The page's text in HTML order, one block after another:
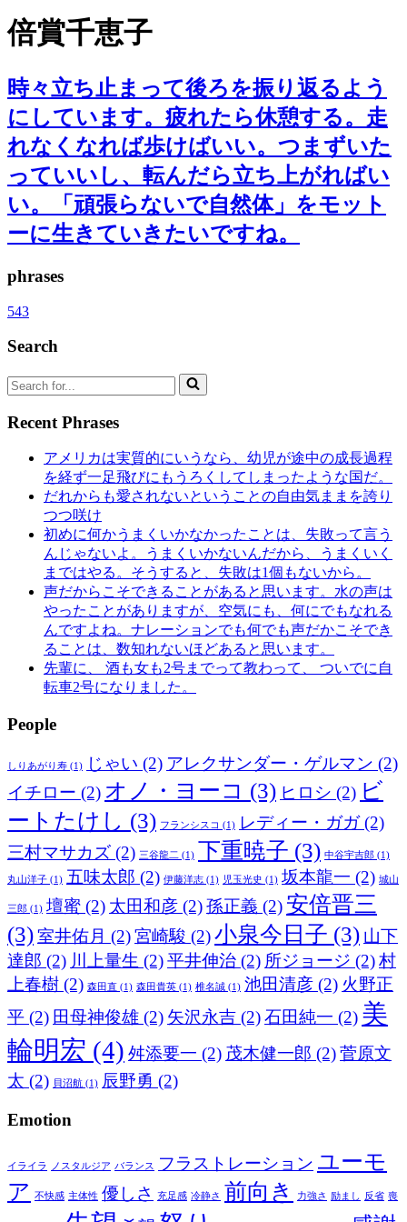
倍賞千恵子
時々立ち止まって後ろを振り返るよう
にしています。疲れたら休憩する。走
れなくなれば歩けばいい。つまずいた
っていいし、転んだら立ち上がればい
い。「頑張らないで自然体」をモット
ーに生きていきたいですね。
phrases
543
Search
Search
for...
Recent Phrases
アメリカは実質的にいうなら、幼児が途中の成長過程
を経ず一足飛びにもうろくしてしまったような国だ。
だれからも愛されないということの自由気ままを誇り
つつ咲け
初めに何かうまくいかなかったことは、失敗って言う
んじゃないよ。うまくいかないんだから、うまくいく
まではやる。そうすると、失敗は1個もないから。
声だからこそできることがあると思います。水の声は
やったことがありますが、空気にも、何にでもなれる
んですよね。ナレーションでも何でも声だかこそでき
ることは、数知れないほどあると思います。
先輩に、 酒も女も2号までって教わって、 ついでに自
転車2号になりました。
People
しりあがり寿 (1) じゃい (2) アレクサンダー・ゲルマン (2)
イチロー (2) オノ・ヨーコ (3) ヒロシ (2) ビ
ートたけし (3) フランシスコ (1) レディー・ガガ(2)
三村マサカズ (2) 三谷龍二 (1) 下重暁子 (3) 中谷宇吉郎 (1)
丸山洋子 (1) 五味太郎 (2) 伊藤洋志 (1) 児玉光史 (1) 坂本龍一 (2) 城山
三郎 (1) 壇蜜 (2) 太田和彦 (2)孫正義 (2) 安倍晋三
(3)室井佑月 (2)宮崎駿 (2)小泉今日子 (3) 山下
達郎 (2) 川上量生 (2)平井伸治 (2) 所ジョージ (2)村
上春樹 (2) 森田直 (1) 森田貴英 (1) 椎名誠 (1) 池田清彦 (2) 火野正
平 (2) 田母神俊雄 (2) 矢沢永吉 (2)石田純一 (2) 美
輪明宏 (4) 舛添要一 (2) 茂木健一郎 (2)菅原文
太 (2) 貝沼航 (1) 辰野勇 (2)
Emotion
イライラ ノスタルジア バランス フラストレーション ユーモ
ア
不快感 主体性 優しさ 充足感 冷静さ 前向き 力強さ 励まし 反省 喪